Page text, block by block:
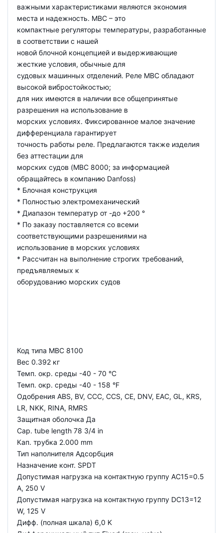
важными характеристиками являются экономия
места и надежность. MBC – это
компактные регуляторы температуры, разработанные
в соответствии с нашей
новой блочной концепцией и выдерживающие
жесткие условия, обычные для
судовых машинных отделений. Реле MBC обладают
высокой вибростойкостью;
для них имеются в наличии все общепринятые
разрешения на использование в
морских условиях. Фиксированное малое значение
дифференциала гарантирует
точность работы реле. Предлагаются также изделия
без аттестации для
морских судов (MBC 8000; за информацией
обращайтесь в компанию Danfoss)
* Блочная конструкция
* Полностью электромеханический
* Диапазон температур от -до +200 °
* По заказу поставляется со всеми
соответствующими разрешениями на
использование в морских условиях
* Рассчитан на выполнение строгих требований,
предъявляемых к
оборудованию морских судов
Код типа MBC 8100
Вес 0.392 кг
Темп. окр. среды -40 - 70 °C
Темп. окр. среды -40 - 158 °F
Одобрения ABS, BV, CCC, CCS, CE, DNV, EAC, GL, KRS,
LR, NKK, RINA, RMRS
Защитная оболочка Да
Cap. tube length 78 3/4 in
Кап. трубка 2.000 mm
Тип наполнителя Адсорбция
Назначение конт. SPDT
Допустимая нагрузка на контактную группу AC15=0.5
A, 250 V
Допустимая нагрузка на контактную группу DC13=12
W, 125 V
Дифф. (полная шкала) 6,0 K